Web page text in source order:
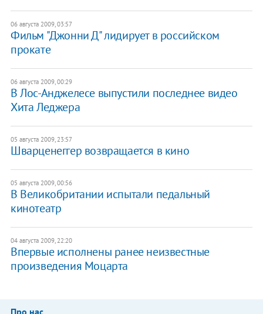
06 августа 2009, 03:57
Фильм "Джонни Д" лидирует в российском
прокате
06 августа 2009, 00:29
В Лос-Анджелесе выпустили последнее видео
Хита Леджера
05 августа 2009, 23:57
Шварценеггер возвращается в кино
05 августа 2009, 00:56
В Великобритании испытали педальный
кинотеатр
04 августа 2009, 22:20
Впервые исполнены ранее неизвестные
произведения Моцарта
Про нас